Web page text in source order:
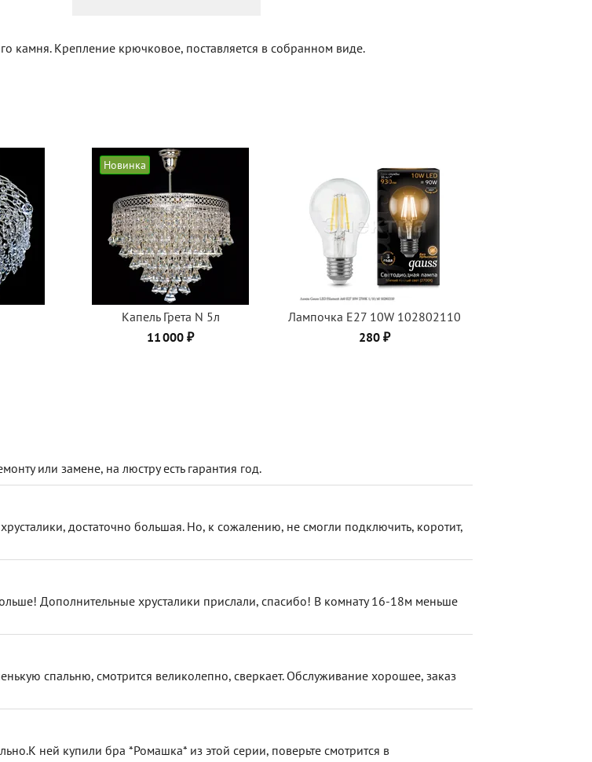
камня. Крепление крючковое, поставляется в собранном виде.
Новинка
Капель Грета N 5л
11 000 ₽
Лампочка Е27 10W 102802110
280 ₽
или замене, на люстру есть гарантия год.
достаточно большая. Но, к сожалению, не смогли подключить, коротит,
Дополнительные хрусталики прислали, спасибо! В комнату 16-18м меньше
спальню, смотрится великолепно, сверкает. Обслуживание хорошее, заказ
ней купили бра *Ромашка* из этой серии, поверьте смотрится в